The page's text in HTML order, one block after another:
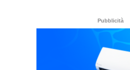
Pubblicità